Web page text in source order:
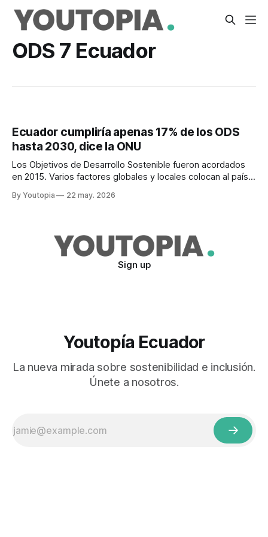
ODS 7 Ecuador
Ecuador cumpliría apenas 17% de los ODS
hasta 2030, dice la ONU
Los Objetivos de Desarrollo Sostenible fueron acordados
en 2015. Varios factores globales y locales colocan al país
By Youtopia 22 may. 2026
Sign up
Youtopía Ecuador
La nueva mirada sobre sostenibilidad e inclusión.
Únete a nosotros.